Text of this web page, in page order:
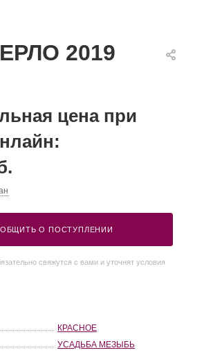
2019
цена при
О ПОСТУПЛЕНИИ
свяжутся с вами и уточнят условия
КРАСНОЕ
УСАДЬБА МЕЗЫБЬ